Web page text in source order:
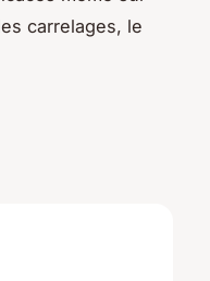
carrelages, le